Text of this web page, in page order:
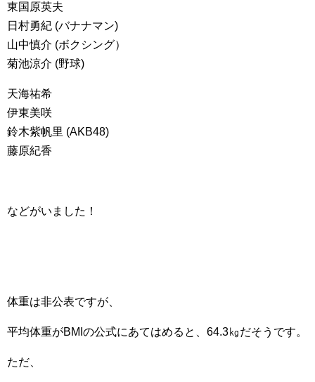
東国原英夫
日村勇紀 (バナナマン)
山中慎介 (ボクシング）
菊池涼介 (野球)
天海祐希
伊東美咲
鈴木紫帆里 (AKB48)
藤原紀香
などがいました！
体重は非公表ですが、
平均体重がBMIの公式にあてはめると、64.3㎏だそうです。
ただ、